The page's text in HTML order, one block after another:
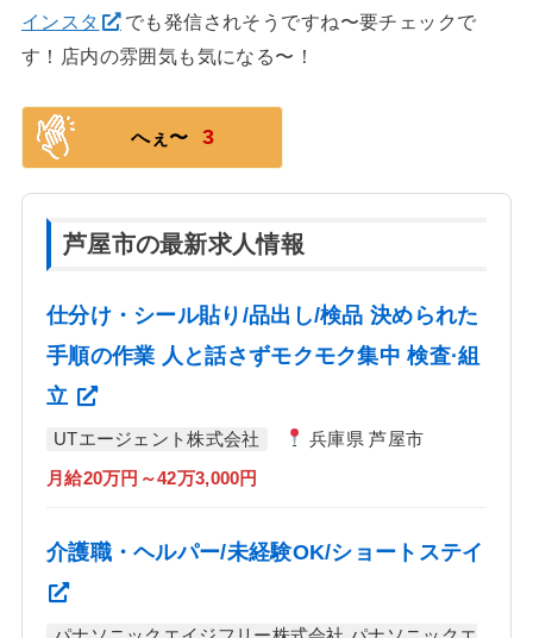
インスタ
でも発信されそうですね〜要チェックで
す！店内の雰囲気も気になる〜！
へぇ〜 3
芦屋市の最新求人情報
仕分け・シール貼り/品出し/検品 決められた
手順の作業 人と話さずモクモク集中 検査·組
立
UTエージェント株式会社 兵庫県 芦屋市
月給20万円～42万3,000円
介護職・ヘルパー/未経験OK/ショートステイ